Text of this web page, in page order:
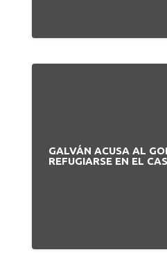
GALVÁN ACUSA AL
REFUGIARSE EN EL